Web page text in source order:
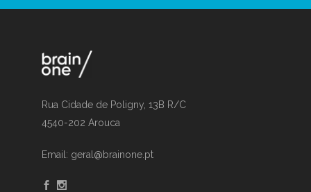
Rua Cidade de Poligny, 13B R/C
4540-202 Arouca
Email: geral@brainone.pt